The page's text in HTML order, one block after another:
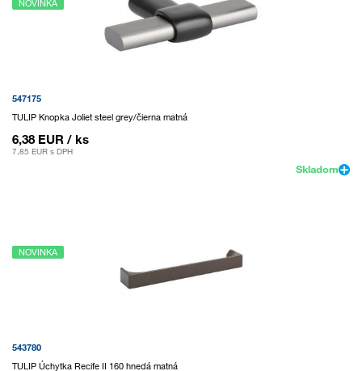
NOVINKA
547175
TULIP Knopka Joliet steel grey/čierna matná
6,38 EUR / ks
7,85 EUR s DPH
Skladom
NOVINKA
543780
TULIP Úchytka Recife II 160 hnedá matná